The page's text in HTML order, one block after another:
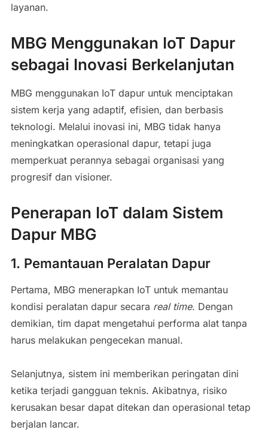
layanan.
MBG Menggunakan IoT Dapur
sebagai Inovasi Berkelanjutan
MBG menggunakan IoT dapur untuk menciptakan
sistem kerja yang adaptif, efisien, dan berbasis
teknologi. Melalui inovasi ini, MBG tidak hanya
meningkatkan operasional dapur, tetapi juga
memperkuat perannya sebagai organisasi yang
progresif dan visioner.
Penerapan IoT dalam Sistem
Dapur MBG
1. Pemantauan Peralatan Dapur
Pertama, MBG menerapkan IoT untuk memantau
kondisi peralatan dapur secara real time. Dengan
demikian, tim dapat mengetahui performa alat tanpa
harus melakukan pengecekan manual.
Selanjutnya, sistem ini memberikan peringatan dini
ketika terjadi gangguan teknis. Akibatnya, risiko
kerusakan besar dapat ditekan dan operasional tetap
berjalan lancar.